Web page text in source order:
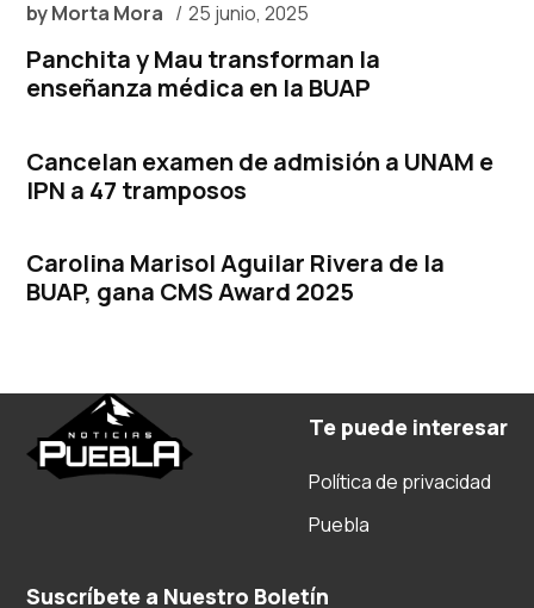
byMorta Mora 25 junio, 2025
Panchita y Mau transforman la
enseñanza médica en la BUAP
Cancelan examen de admisión a UNAM e
IPN a 47 tramposos
Carolina Marisol Aguilar Rivera de la
BUAP, gana CMS Award 2025
Te puede interesar
Política de privacidad
Puebla
Suscríbete a Nuestro Boletín